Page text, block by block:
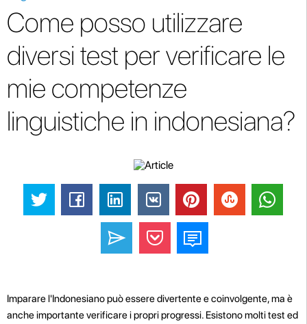
Come posso utilizzare
diversi test per verificare le
mie competenze
linguistiche in indonesiana?
Imparare l'Indonesiano può essere divertente e coinvolgente, ma è
anche importante verificare i propri progressi. Esistono molti test ed